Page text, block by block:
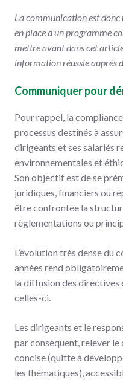
La communication est donc
en place d’un programme
mettre avant dans cet
information réussie auprès
Communiquer pour
Pour rappel, la
processus destinés à
dirigeants et ses salariés
environnementales et
Son objectif est de se
juridiques, financiers ou
être confrontée la
règlementations ou
L’évolution très dense du
années rend
la diffusion des directives
celles-ci.
Les dirigeants et le
par conséquent, relever
concise (quitte à
les thématiques),